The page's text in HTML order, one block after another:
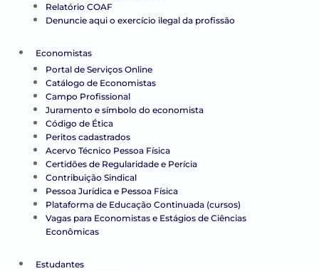
Relatório COAF
Denuncie aqui o exercício ilegal da profissão
Economistas
Portal de Serviços Online
Catálogo de Economistas
Campo Profissional
Juramento e símbolo do economista
Código de Ética
Peritos cadastrados
Acervo Técnico Pessoa Física
Certidões de Regularidade e Perícia
Contribuição Sindical
Pessoa Jurídica e Pessoa Física
Plataforma de Educação Continuada (cursos)
Vagas para Economistas e Estágios de Ciências
Econômicas
Estudantes